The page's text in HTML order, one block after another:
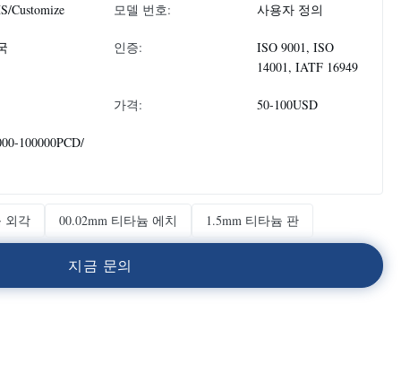
Customize 모델 번호: 사용자 정의
인증:
ISO 9001, ISO
14001, IATF 16949
가격: 50-100USD
100000PCD/
외각 00.02mm 티타늄 에치 1.5mm 티타늄 판
지금 문의